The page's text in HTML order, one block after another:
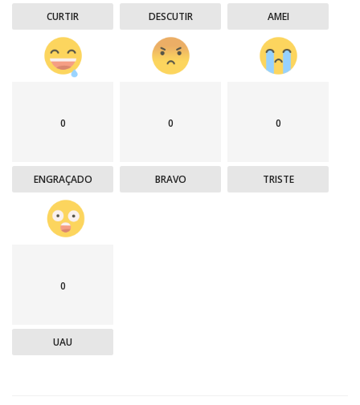
CURTIR DESCUTIR AMEI
0
ENGRAÇADO
0
BRAVO
0
TRISTE
0
UAU